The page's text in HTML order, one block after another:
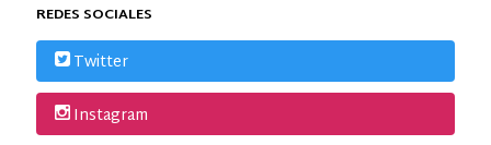
REDES SOCIALES
Twitter
Instagram